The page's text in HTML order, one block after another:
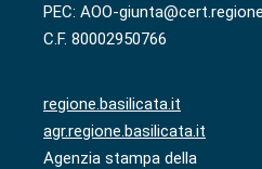
PEC: AOO-
C.F. 80002950766
regione.basilicata.it
agr.regione.basilicata.it
Agenzia stampa della